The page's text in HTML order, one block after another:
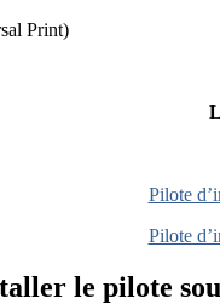
Print)
Pilote
Pilote
le pilote